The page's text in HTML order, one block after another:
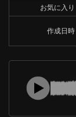
お気に入り
作成日時